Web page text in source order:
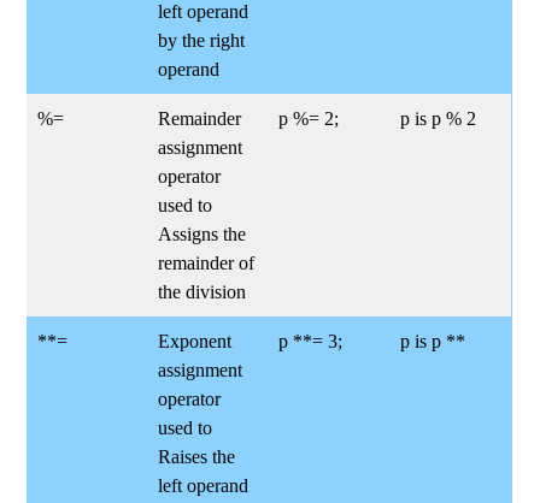
left operand
by the right
operand
%=
Remainder
assignment
operator
used to
Assigns the
remainder of
the division
p %= 2; p is p % 2
**=
Exponent
assignment
operator
used to
Raises the
left operand
p **= 3; p is p **